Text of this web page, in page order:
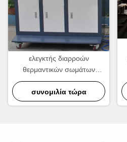
ελεγκτής διαρροών
θερμαντικών σωμάτων
σειράς δοκιμής 380V 6mpa,
μηχανή δοκιμής διαρροής
αέρα
συνομιλία τώρα